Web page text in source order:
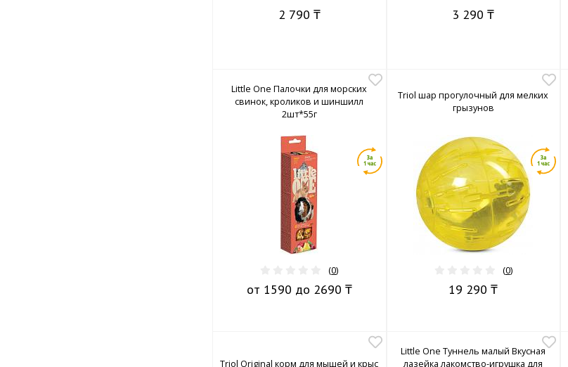
2 790 ₸ 3 290 ₸
Little One Палочки для морских
свинок, кроликов и шиншилл
2шт*55г
(0)
от 1590 до 2690 ₸
Triol шар прогулочный для мелких
грызунов
(0)
19 290 ₸
Triol Original корм для мышей и крыс
Little One Туннель малый Вкусная
лазейка лакомство-игрушка для